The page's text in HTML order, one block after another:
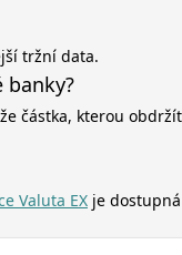
tržní data.
banky?
částka, kterou
Valuta EX je